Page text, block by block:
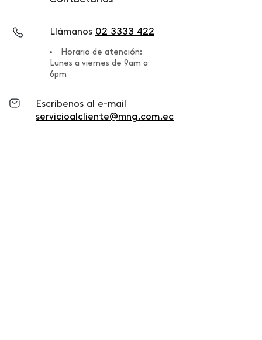
Llámanos 02 3333 422
Horario de atención:
Lunes a viernes de 9am a
6pm
Escríbenos al e-mail
servicioalcliente@mng.com.ec